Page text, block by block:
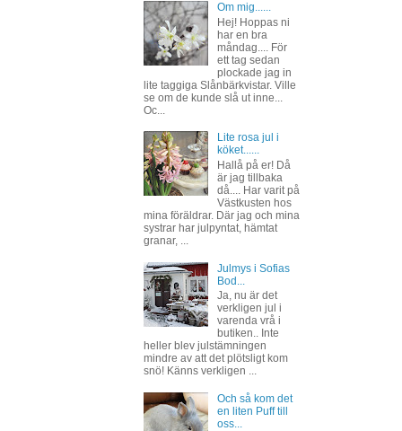
Om mig......
Hej! Hoppas ni
har en bra
måndag.... För
ett tag sedan
plockade jag in
lite taggiga Slånbärkvistar. Ville
se om de kunde slå ut inne...
Oc...
Lite rosa jul i
köket......
Hallå på er! Då
är jag tillbaka
då.... Har varit på
Västkusten hos
mina föräldrar. Där jag och mina
systrar har julpyntat, hämtat
granar, ...
Julmys i Sofias
Bod...
Ja, nu är det
verkligen jul i
varenda vrå i
butiken.. Inte
heller blev julstämningen
mindre av att det plötsligt kom
snö! Känns verkligen ...
Och så kom det
en liten Puff till
oss...